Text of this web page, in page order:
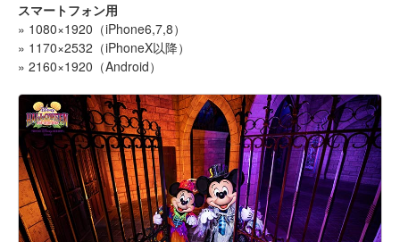
スマートフォン用
» 1080×1920（iPhone6,7,8）
» 1170×2532（iPhoneX以降）
» 2160×1920（Android）